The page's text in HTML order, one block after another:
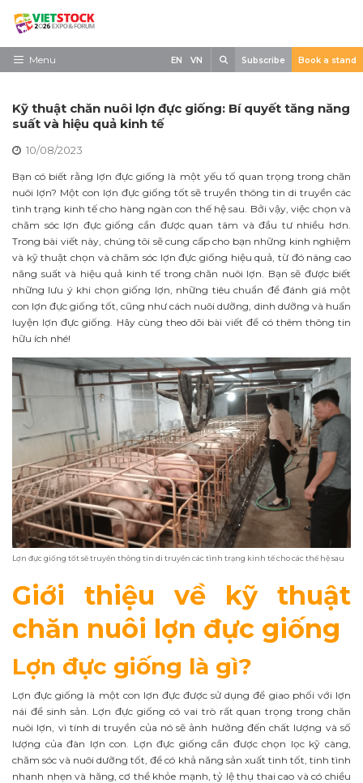
Skip
contentMenu
Về triển lãm
Trưng Bày
Tham Quan
Tin tức
Liên Hệ
EN VN Subscribe Book a stand
Kỹ thuật chăn nuôi lợn đực giống: Bí quyết tăng năng
suất và hiệu quả kinh tế
10/08/2023
Bạn có biết rằng lợn đực giống là một yếu tố quan trọng trong chăn
nuôi lợn? Một con lợn đực giống tốt sẽ truyền thông tin di truyền các
tình trạng kinh tế cho hàng ngàn con thế hệ sau. Bởi vậy, việc chọn và
chăm sóc lợn đực giống cần được quan tâm và đầu tư nhiều hơn.
Trong bài viết này, chúng tôi sẽ cung cấp cho bạn những kinh nghiệm
và kỹ thuật chọn và chăm sóc lợn đực giống hiệu quả, từ đó nâng cao
năng suất và hiệu quả kinh tế trong chăn nuôi lợn. Bạn sẽ được biết
những lưu ý khi chọn giống lợn, những tiêu chuẩn để đánh giá một
con lợn đực giống tốt, cũng như cách nuôi dưỡng, dinh dưỡng và huấn
luyện lợn đực giống. Hãy cùng theo dõi bài viết để có thêm thông tin
hữu ích nhé!
Lợn đực giống tốt sẽ truyền thông tin di truyền các tình trạng kinh tế cho các thế hệ sau
Giới thiệu về kỹ thuật
chăn nuôi lợn đực giống
Lợn đực giống là gì?
Lợn đực giống là một con lợn đực được sử dụng để giao phối với lợn
nái để sinh sản. Lợn đực giống có vai trò rất quan trọng trong chăn
nuôi lợn, vì tính di truyền của nó sẽ ảnh hưởng đến chất lượng và số
lượng của đàn lợn con. Lợn đực giống cần được chọn lọc kỹ càng,
chăm sóc và nuôi dưỡng tốt, để có khả năng sản xuất tinh tốt, tinh tình
nhanh nhẹn và hăng, cơ thể khỏe mạnh, tỷ lệ thụ thai cao và có chiều